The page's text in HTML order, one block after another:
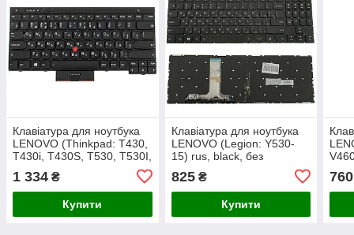
Клавіатура для ноутбука
LENOVO (Thinkpad: T430,
T430i, T430S, T530, T530I,
X230, X230i, X230S) rus,
black
1 334 ₴
Купити
Клавіатура для ноутбука
LENOVO (Legion: Y530-
15) rus, black, без
клавіш(оригінал) (black
bezzel)
825₴
Купити
760